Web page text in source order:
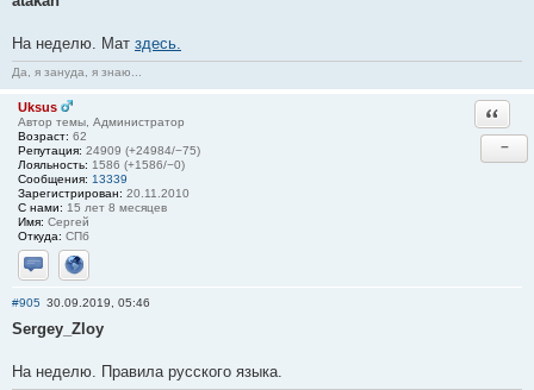
На неделю. Мат здесь.
Да, я зануда, я знаю...
Uksus
Автор темы, Администратор
Возраст: 62
Репутация: 24909 (+24984/−75)
Лояльность: 1586 (+1586/−0)
Сообщения: 13339
Зарегистрирован: 20.11.2010
С нами: 15 лет 8 месяцев
Имя: Сергей
Откуда: СПб
Отправить личное сообщение
Сайт
−
#905 30.09.2019, 05:46
Sergey_Zloy
На неделю. Правила русского языка.